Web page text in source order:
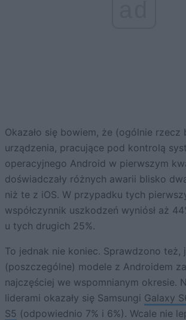
Okazało się bowiem, że (ogólnie rzecz
urządzenia, pracujące pod kontrolą
operacyjnego Android w pierwszym
doświadczały różnych awarii blisko
niż te z iOS. W przypadku tych
współczynnik uszkodzeń wyniósł aż
u tych drugich 25%.
To jednak nie koniec. Sprawdzono też,
(poszczególne) modele z Androidem
najczęściej we wspomnianym okresie.
liderami okazały się Samsungi Galaxy
S5 (odpowiednio 7% i 6%). Wcale nie